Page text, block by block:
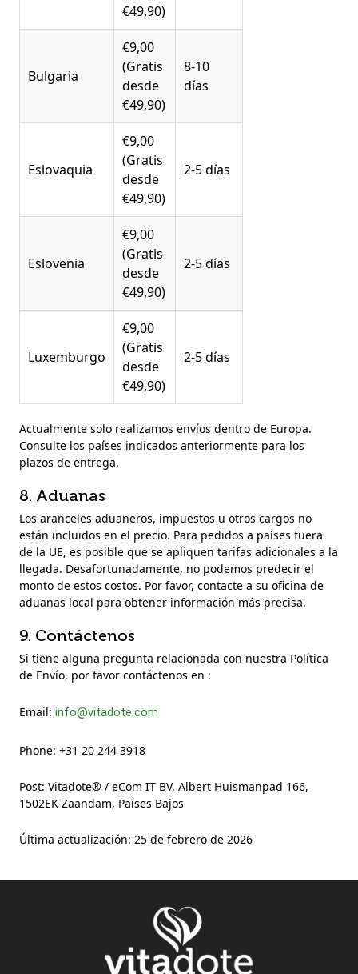
€49,90)
Bulgaria
€9,00
(Gratis
desde
€49,90)
8-10
días
Eslovaquia
€9,00
(Gratis
desde
€49,90)
2-5 días
Eslovenia
€9,00
(Gratis
desde
€49,90)
2-5 días
Luxemburgo
€9,00
(Gratis
desde
€49,90)
2-5 días
Actualmente solo realizamos envíos dentro de Europa.
Consulte los países indicados anteriormente para los
plazos de entrega.
8. Aduanas
Los aranceles aduaneros, impuestos u otros cargos no
están incluidos en el precio. Para pedidos a países fuera
de la UE, es posible que se apliquen tarifas adicionales a la
llegada. Desafortunadamente, no podemos predecir el
monto de estos costos. Por favor, contacte a su oficina de
aduanas local para obtener información más precisa.
9. Contáctenos
Si tiene alguna pregunta relacionada con nuestra Política
de Envío, por favor contáctenos en :
Email: info@vitadote.com
Phone: +31 20 244 3918
Post: Vitadote® / eCom IT BV, Albert Huismanpad 166,
1502EK Zaandam, Países Bajos
Última actualización: 25 de febrero de 2026